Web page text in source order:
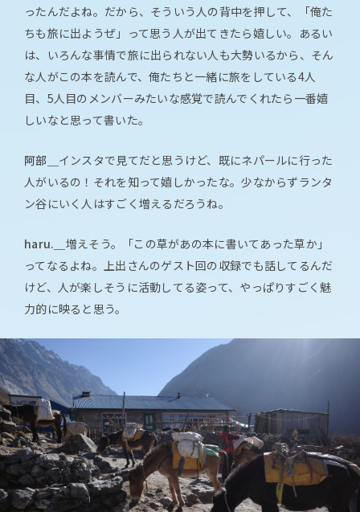
ったんだよね。だから、そういう人の背中を押して、「俺た
ちも旅に出ようぜ」って思う人が出てきたら嬉しい。あるい
は、いろんな事情で旅に出られない人も大勢いるから、そん
な人がこの本を読んで、俺たちと一緒に旅をしている4人
目、5人目のメンバーみたいな感覚で読んでくれたら一番嬉
しいなと思って書いた。
阿部＿ インスタで見てだと思うけど、既にネパールに行った
人がいるの！それを知って嬉しかったな。少なからずランタ
ン谷にいく人はすごく増えるだろうね。
haru.＿ 増えそう。「この草があの本に書いてあった草か」
ってなるよね。上出さんのゲスト回の収録でも話してるんだ
けど、人が楽しそうに活動してる姿って、やっぱりすごく魅
力的に映ると思う。